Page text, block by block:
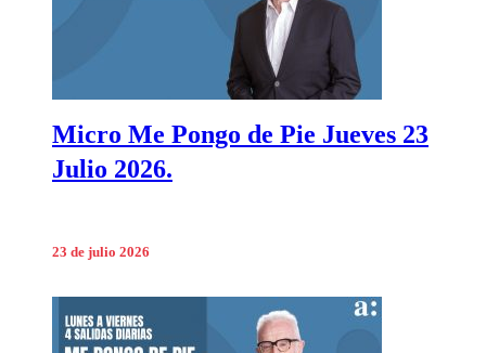
Micro Me Pongo de Pie Jueves 23
Julio 2026.
23 de julio 2026